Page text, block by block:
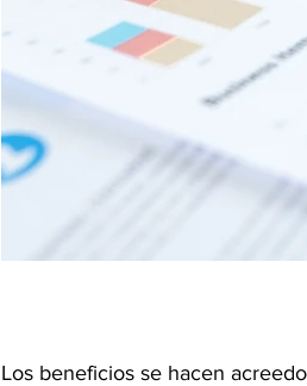
Los beneficios se hacen